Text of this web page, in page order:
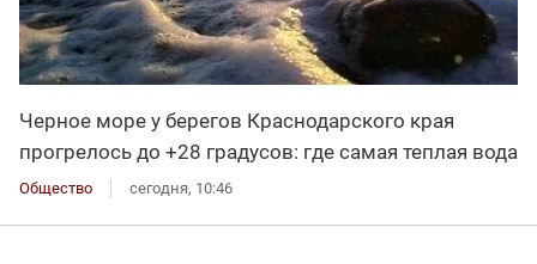
Черное море у берегов Краснодарского края
прогрелось до +28 градусов: где самая теплая вода
Общество сегодня, 10:46